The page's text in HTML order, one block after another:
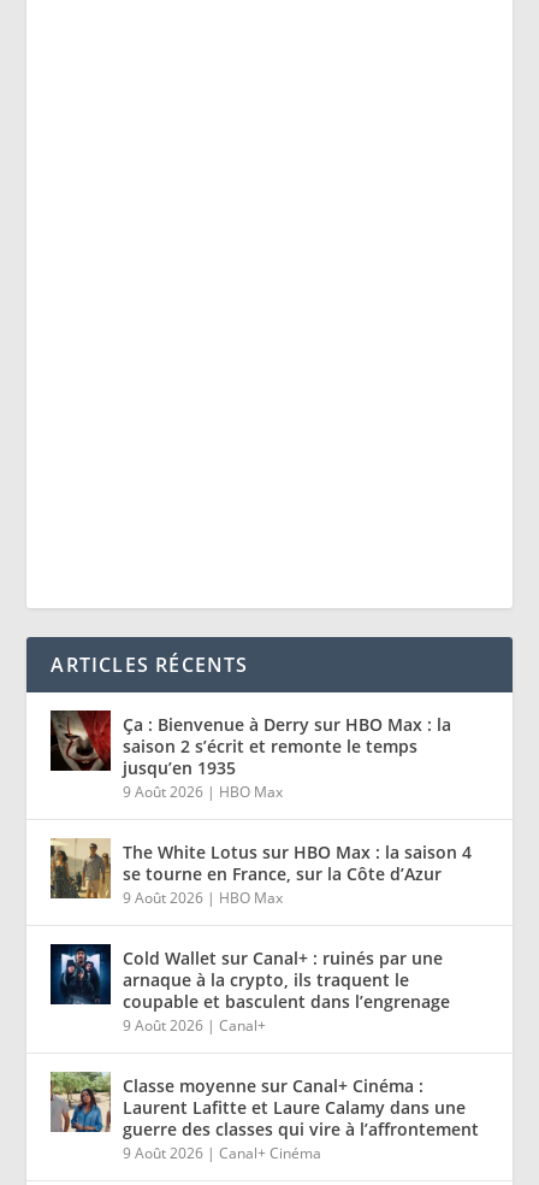
ARTICLES RÉCENTS
Ça : Bienvenue à Derry sur HBO Max : la
saison 2 s’écrit et remonte le temps
jusqu’en 1935
9 Août 2026 | HBO Max
The White Lotus sur HBO Max : la saison 4
se tourne en France, sur la Côte d’Azur
9 Août 2026 | HBO Max
Cold Wallet sur Canal+ : ruinés par une
arnaque à la crypto, ils traquent le
coupable et basculent dans l’engrenage
9 Août 2026 |Canal+
Classe moyenne sur Canal+ Cinéma :
Laurent Lafitte et Laure Calamy dans une
guerre des classes qui vire à l’affrontement
9 Août 2026 |Canal+ Cinéma